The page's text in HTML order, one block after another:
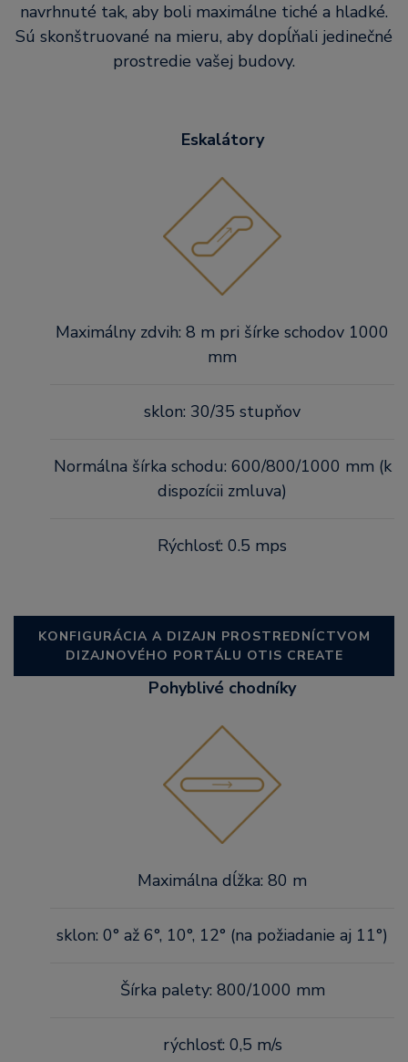
navrhnuté tak, aby boli maximálne tiché a hladké.
Sú skonštruované na mieru, aby dopĺňali jedinečné
prostredie vašej budovy.
Eskalátory
Maximálny zdvih: 8 m pri šírke schodov 1000
mm
sklon: 30/35 stupňov
Normálna šírka schodu: 600/800/1000 mm (k
dispozícii zmluva)
Rýchlosť: 0.5 mps
KONFIGURÁCIA A DIZAJN PROSTREDNÍCTVOM
DIZAJNOVÉHO PORTÁLU OTIS CREATE
Pohyblivé chodníky
Maximálna dĺžka: 80 m
sklon: 0° až 6°, 10°, 12° (na požiadanie aj 11°)
Šírka palety: 800/1000 mm
rýchlosť: 0,5 m/s